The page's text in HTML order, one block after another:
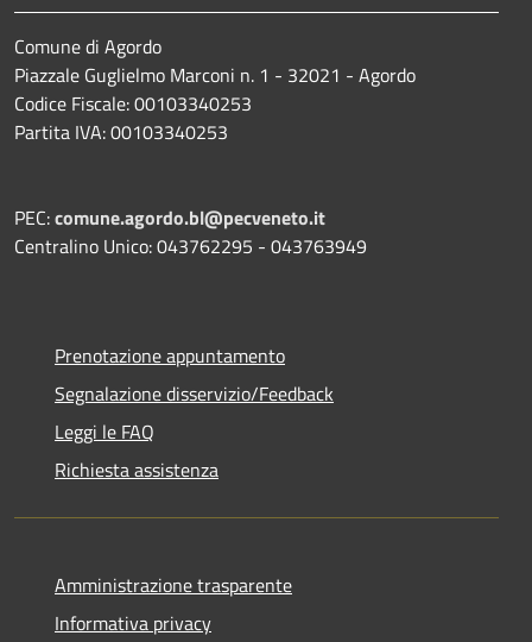
Comune di Agordo
Piazzale Guglielmo Marconi n. 1 - 32021 - Agordo
Codice Fiscale: 00103340253
Partita IVA: 00103340253
PEC:comune.agordo.bl@pecveneto.it
Centralino Unico: 043762295 - 043763949
Prenotazione appuntamento
Segnalazione disservizio/Feedback
Leggi le FAQ
Richiesta assistenza
Amministrazione trasparente
Informativa privacy